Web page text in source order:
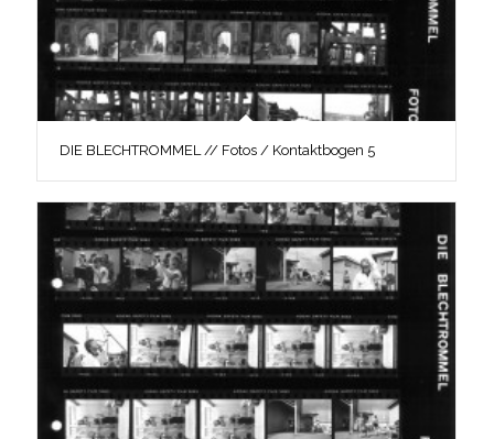
DIE BLECHTROMMEL // Fotos / Kontaktbogen 5